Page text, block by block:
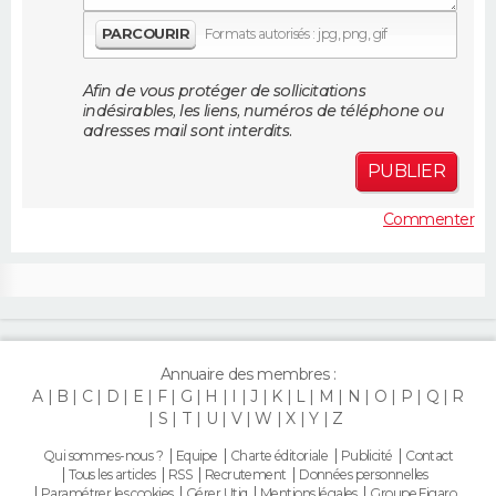
PARCOURIR Formats autorisés : jpg, png, gif
Afin de vous protéger de sollicitations
indésirables, les liens, numéros de téléphone ou
adresses mail sont interdits.
PUBLIER
Commenter
Annuaire des membres :
A
B C D E F G H I J K L M N O P Q
R
S
T U V W X Y Z
Qui sommes-nous ? Equipe Charte éditoriale Publicité
Contact
Tous les articles
RSS Recrutement
Données personnelles